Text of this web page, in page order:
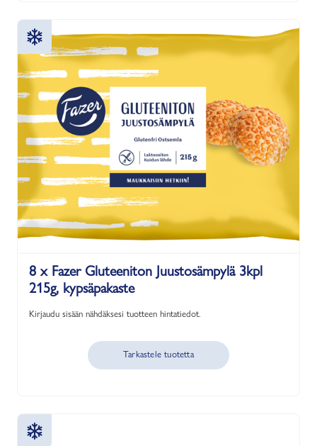
8 x Fazer Gluteeniton Juustosämpylä 3kpl
215g, kypsäpakaste
Kirjaudu sisään nähdäksesi tuotteen hintatiedot.
Tarkastele tuotetta